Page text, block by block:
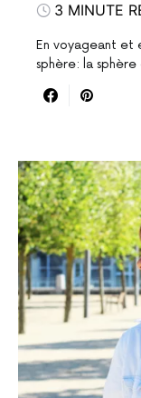
3 MINUTE
En voyageant et
sphère: la